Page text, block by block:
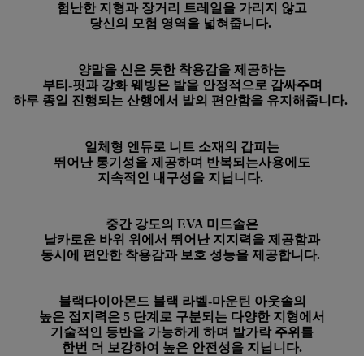
험난한 지형과 장거리 트레일을 가리지 않고
당신의 모험 영역을 넓혀줍니다.
양말을 신은 듯한 착용감을 제공하는
부티-핏과 강화 웨빙은 발을 안정적으로 감싸주며
하루 종일 진행되는 산행에서 발의 편안함을 유지해줍니다.
일체형 엔듀로 니트 소재의 갑피는
뛰어난 통기성을 제공하며 반복되는사용에도
지속적인 내구성을 지닙니다.
중간 강도의 EVA 미드솔은
날카로운 바위 위에서 뛰어난 지지력을 제공함과
동시에 편안한 착용감과 보호 성능을 제공합니다.
블랙다이아몬드 블랙 라벨-마운틴 아웃솔의
높은 접지력은 5 단계로 구분되는 다양한 지형에서
기술적인 등반을 가능하게 하며 발가락 주위를
한번 더 보강하여 높은 안전성을 지닙니다.